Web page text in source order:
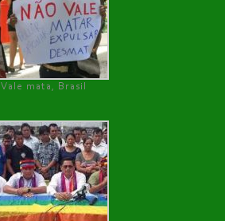
Vale mata, Brasil